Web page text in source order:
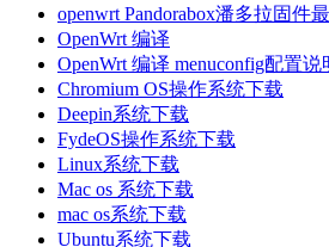
openwrt Pandorabox潘多拉固件
OpenWrt 编译
OpenWrt 编译 menuconfig配置说
Chromium OS操作系统下载
Deepin系统下载
FydeOS操作系统下载
Linux系统下载
Mac os 系统下载
mac os系统下载
Ubuntu系统下载